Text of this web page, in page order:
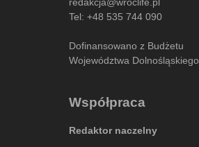
Tel: +48 535 744 090
Dofinansowano z Budżetu
Województwa Dolnośląskiego
Współpraca
Redaktor naczelny